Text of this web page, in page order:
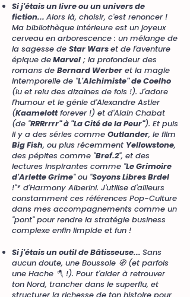
Si j'étais un livre ou un univers de
fiction... Alors là, choisir, c'est renoncer !
Ma bibliothèque intérieure est un joyeux
cerveau en arborescence : un mélange de
la sagesse de Star Warset de l'aventure
épique deMarvel ; la profondeur des
romans de Bernard Werber et la magie
intemporelle de "L'Alchimiste" de Coelho
(lu et relu des dizaines de fois !). J'adore
l'humour et le génie d'Alexandre Astier
(Kaamelottforever !) et d'Alain Chabat
(de "RRRrrrr" à "La Cité de la Peur"). Et puis
il y a des séries comme Outlander, le film
Big Fish, ou plus récemment Yellowstone,
des pépites comme "Bref.2", et des
lectures inspirantes comme "Le Grimoire
d'Arlette Grime" ou "Soyons Libres Brdel
!"* d'Harmony Alberini. J'utilise d'ailleurs
constamment ces références Pop-Culture
dans mes accompagnements comme un
"pont" pour rendre la stratégie business
complexe enfin limpide et fun !
Si j'étais un outil de Bâtisseuse... Sans
aucun doute, une Boussole 🧭 (et parfois
une Hache 🪓 !). Pour t'aider à retrouver
ton Nord, trancher dans le superflu, et